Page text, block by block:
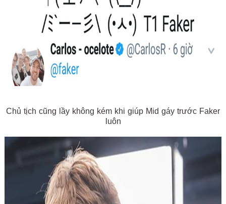
Chủ tịch cũng lầy không kém khi giúp Mid gáy trước Faker
luôn